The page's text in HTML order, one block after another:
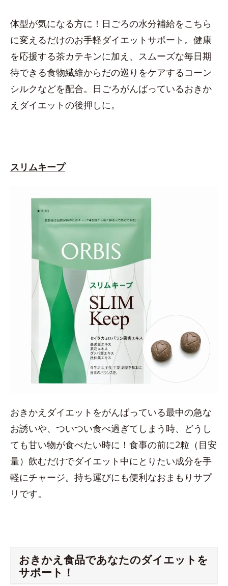
体型が気になる方に！日ごろの水分補給をこちら
に変えるだけのお手軽ダイエットサポート。健康
を応援する茶カテキンに加え、スムーズな毎日期
待できる食物繊維からだの巡りをケアするコーン
シルクなどを配合。日ごろがんばっているおきか
えダイエットの後押しに。
スリムキープ
おきかえダイエットをがんばっている最中の急な
お誘いや、ついつい食べ過ぎてしまう時、どうし
ても甘い物が食べたい時に！食事の前に2粒（目安
量）飲むだけでダイエット中にとりたい成分を手
軽にチャージ。持ち運びにも便利なおまもりサプ
リです。
おきかえ食品であなたのダイエットを
サポート！